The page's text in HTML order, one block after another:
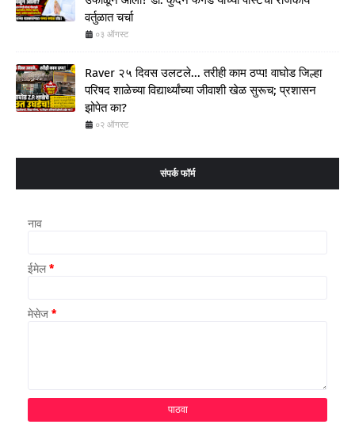
वर्तुळात चर्चा
०३ ऑगस्ट
Raver २५ दिवस उलटले... तरीही काम ठप्प! वाघोड जिल्हा
परिषद शाळेच्या विद्यार्थ्यांच्या जीवाशी खेळ सुरूच; प्रशासन
झोपेत का?
०२ ऑगस्ट
संपर्क फॉर्म
नाव
ईमेल*
मेसेज *